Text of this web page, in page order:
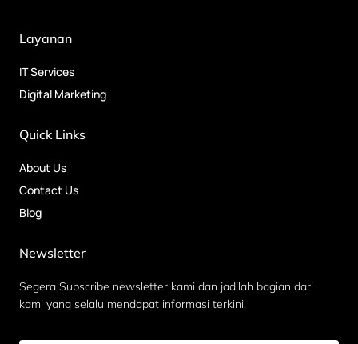
Layanan
IT Services
Digital Marketing
Quick Links
About Us
Contact Us
Blog
Newsletter
Segera Subscribe newsletter kami dan jadilah bagian dari
kami yang selalu mendapat informasi terkini.